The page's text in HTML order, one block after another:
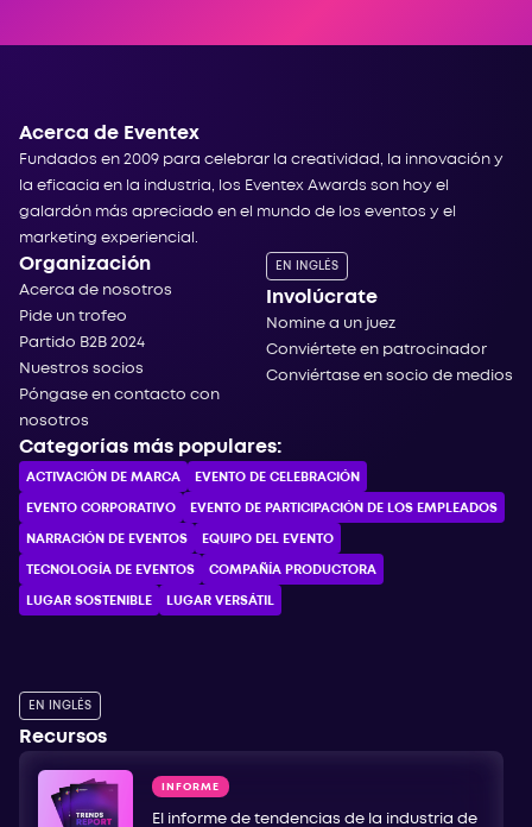
Acerca de Eventex
Fundados en 2009 para celebrar la creatividad, la innovación y
la eficacia en la industria, los Eventex Awards son hoy el
galardón más apreciado en el mundo de los eventos y el
marketing experiencial.
Organización
Acerca de nosotros
Pide un trofeo
Partido B2B 2024
Nuestros socios
Póngase en contacto con
nosotros
EN INGLÉS
Involúcrate
Nomine a un juez
Conviértete en patrocinador
Conviértase en socio de medios
Categorías más populares:
ACTIVACIÓN DE MARCA EVENTO DE CELEBRACIÓN
EVENTO CORPORATIVO EVENTO DE PARTICIPACIÓN DE LOS EMPLEADOS
NARRACIÓN DE EVENTOS EQUIPO DEL EVENTO
TECNOLOGÍA DE EVENTOS COMPAÑÍA PRODUCTORA
LUGAR SOSTENIBLE LUGAR VERSÁTIL
EN INGLÉS
Recursos
INFORME
El informe de tendencias de la industria de